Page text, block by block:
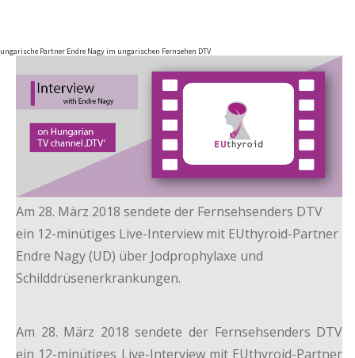
ungarische Partner Endre Nagy im ungarischen Fernsehen DTV
Am 28. März 2018 sendete der Fernsehsenders DTV
ein 12-minütiges Live-Interview mit EUthyroid-Partner
Endre Nagy (UD) über Jodprophylaxe und
Schilddrüsenerkrankungen.
Am 28. März 2018 sendete der Fernsehsenders DTV
ein 12-minütiges Live-Interview mit EUthyroid-Partner